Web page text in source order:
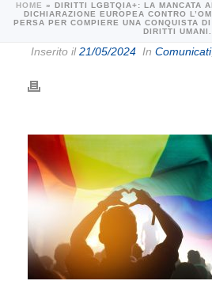
HOME » DIRITTI LGBTQIA+: LA MANCATA
DICHIARAZIONE EUROPEA CONTRO
PERSA PER COMPIERE UNA CONQUISTA
DIRITTI UMANI.
Inserito il21/05/2024 In Comunicati,